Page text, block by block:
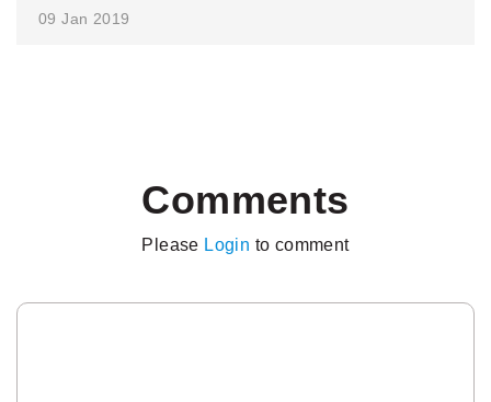
09 Jan 2019
Comments
Please Login to comment